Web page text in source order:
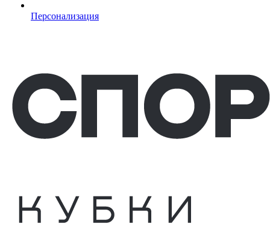
Персонализация